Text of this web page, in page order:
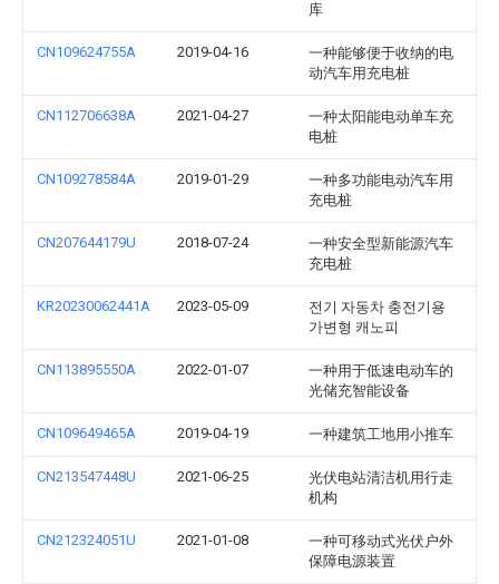
库
CN109624755A 2019-04-16
一种能够便于收纳的电
动汽车用充电桩
CN112706638A 2021-04-27
一种太阳能电动单车充
电桩
CN109278584A 2019-01-29
一种多功能电动汽车用
充电桩
CN207644179U 2018-07-24
一种安全型新能源汽车
充电桩
KR20230062441A 2023-05-09
전기 자동차 충전기용
가변형 캐노피
CN113895550A 2022-01-07
一种用于低速电动车的
光储充智能设备
CN109649465A 2019-04-19 一种建筑工地用小推车
CN213547448U 2021-06-25
光伏电站清洁机用行走
机构
CN212324051U 2021-01-08
一种可移动式光伏户外
保障电源装置